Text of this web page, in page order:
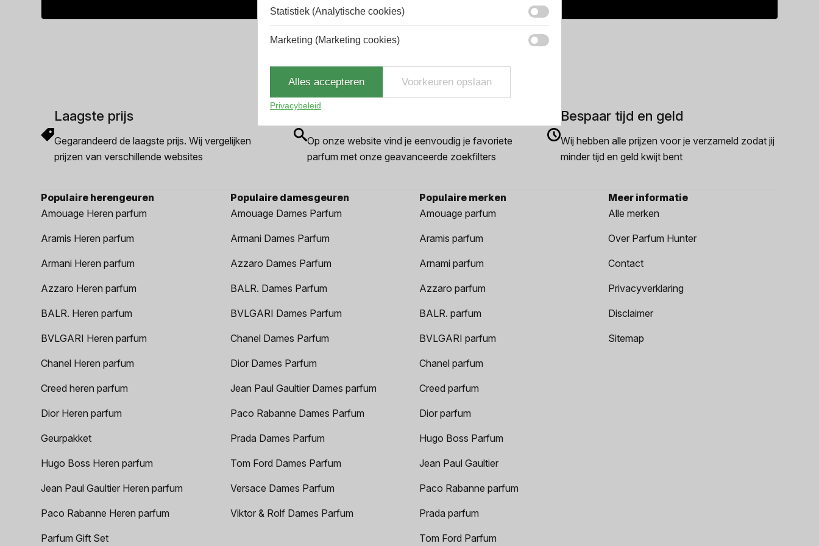
2.9% korting
Laagste prijs
Gegarandeerd de laagste prijs. Wij vergelijken
prijzen van verschillende websites
Op onze website vind je eenvoudig je favoriete
parfum met onze geavanceerde zoekfilters
Bespaar tijd en geld
Wij hebben alle prijzen voor je verzameld zodat jij
minder tijd en geld kwijt bent
Populaire herengeuren
Amouage Heren parfum
Aramis Heren parfum
Armani Heren parfum
Azzaro Heren parfum
BALR. Heren parfum
BVLGARI Heren parfum
Chanel Heren parfum
Creed heren parfum
Dior Heren parfum
Geurpakket
Hugo Boss Heren parfum
Jean Paul Gaultier Heren parfum
Paco Rabanne Heren parfum
Parfum Gift Set
Populaire damesgeuren
Amouage Dames Parfum
Armani Dames Parfum
Azzaro Dames Parfum
BALR. Dames Parfum
BVLGARI Dames Parfum
Chanel Dames Parfum
Dior Dames Parfum
Jean Paul Gaultier Dames parfum
Paco Rabanne Dames Parfum
Prada Dames Parfum
Tom Ford Dames Parfum
Versace Dames Parfum
Viktor & Rolf Dames Parfum
Populaire merken
Amouage parfum
Aramis parfum
Arnami parfum
Azzaro parfum
BALR. parfum
BVLGARI parfum
Chanel parfum
Creed parfum
Dior parfum
Hugo Boss Parfum
Jean Paul Gaultier
Paco Rabanne parfum
Prada parfum
Tom Ford Parfum
Meer informatie
Alle merken
Over Parfum Hunter
Contact
Privacyverklaring
Disclaimer
Sitemap
Statistiek (Analytische cookies)
Marketing (Marketing cookies)
Alles accepteren Voorkeuren opslaan
Privacybeleid